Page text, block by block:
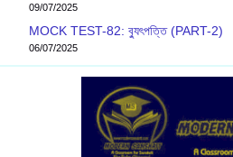
09/07/2025
MOCK TEST-82: ব‍্যুৎপত্তি (PART-2)
06/07/2025